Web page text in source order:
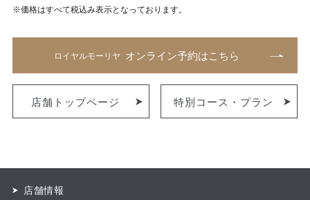
※価格はすべて税込み表示となっております。
ロイヤルモーリヤ オンライン予約はこちら
店舗トップページ 特別コース・プラン
店舗情報